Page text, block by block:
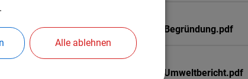
Feld_11. Änderung - Begründung.pdf
Feld_11. Änderung - Umweltbericht.pdf
Alle ablehnen